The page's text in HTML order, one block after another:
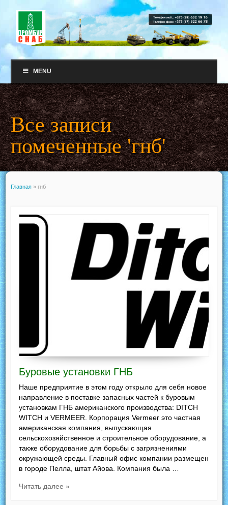
MENU
Все записи
помеченные 'гнб'
Главная » гнб
Буровые установки ГНБ
Наше предприятие в этом году открыло для себя новое
направление в поставке запасных частей к буровым
установкам ГНБ американского производства: DITCH
WITCH и VERMEER. Корпорация Vermeer это частная
американская компания, выпускающая
сельскохозяйственное и строительное оборудование, а
также оборудование для борьбы с загрязнениями
окружающей среды. Главный офис компании размещен
в городе Пелла, штат Айова. Компания была …
Читать далее »